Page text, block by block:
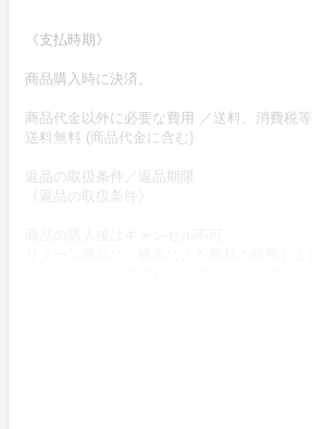
《支払時期》
商品購入時に決済。
商品代金以外に必要な費用 ／送料、消費税等
送料無料 (商品代金に含む)
返品の取扱条件／返品期限
《返品の取扱条件》